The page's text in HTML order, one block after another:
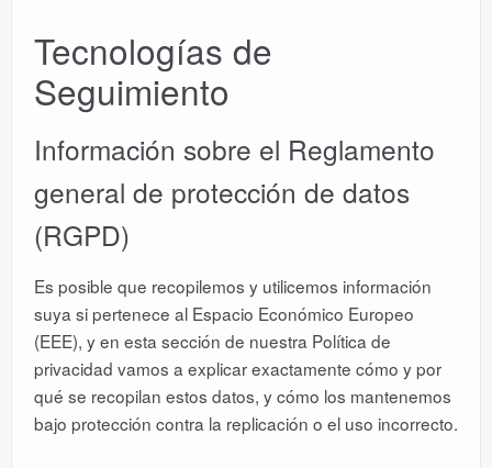
Tecnologías de
Seguimiento
Información sobre el Reglamento
general de protección de datos
(RGPD)
Es posible que recopilemos y utilicemos información
suya si pertenece al Espacio Económico Europeo
(EEE), y en esta sección de nuestra Política de
privacidad vamos a explicar exactamente cómo y por
qué se recopilan estos datos, y cómo los mantenemos
bajo protección contra la replicación o el uso incorrecto.